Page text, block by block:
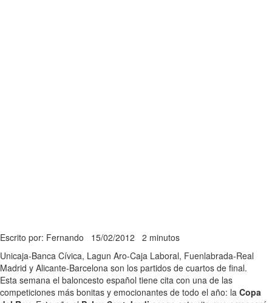
Escrito por: Fernando 15/02/2012 2 minutos
Unicaja-Banca Cívica, Lagun Aro-Caja Laboral, Fuenlabrada-Real
Madrid y Alicante-Barcelona son los partidos de cuartos de final.
Esta semana el baloncesto español tiene cita con una de las
competiciones más bonitas y emocionantes de todo el año: la Copa